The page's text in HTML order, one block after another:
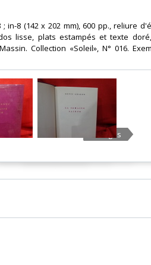
; in-8 (142 x 202 mm), 600 pp., reliure
lisse, plats estampés et texte
Collection «Soleil», N° 016.
5 Images